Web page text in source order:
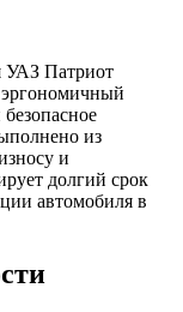
УАЗ Патриот
эргономичный
из
и
долгий срок
автомобиля в